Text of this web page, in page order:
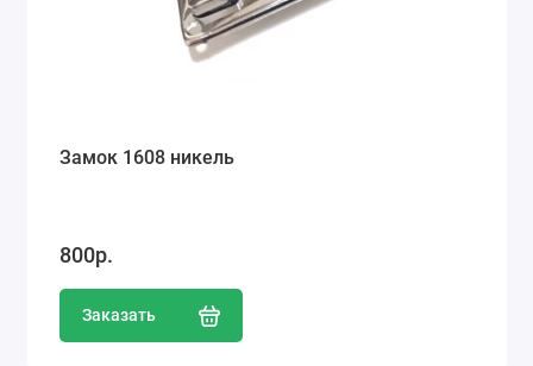
Замок 1608 никель
800р.
Заказать